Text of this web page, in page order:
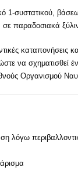
1-συστατικού,
σε παραδοσιακά
καταπονήσεις
να
Οργανισμού
λόγω